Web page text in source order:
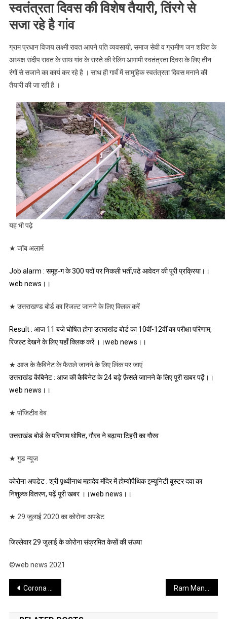
स्वतंत्रता दिवस की विशेष तैयारी, तिंरगे से
सजा रहे है गांव
ग्राम प्रधान विजय लक्ष्मी रावत आपने पति व्यवसायी, समाज सेवी व ग्रामीण जन शक्ति के
अध्यक्ष संदीप रावत के साथ गांव के रास्ते की रेलिंग आगामी स्वतंत्रता दिवस के लिए तीन
रंगों से सजाने का कार्य कर रहे है । साथ ही गावँ में सामुहिक स्वतंत्रता दिवस मनाने की
तैयारी की जा रही है ।
यह भी पढ़े
★ जॉब अलार्म
Job alarm : समूह-ग के 300 पदों पर निकली भर्ती,पढे आवेदन की पूरी प्रक्रिया।।
web news।।
★ उत्तराखण्ड बोर्ड का रिजल्ट जानने के लिए क्लिक करें
Result : आज 11 बजे घोषित होगा उत्तराखंड बोर्ड का 10वीं-12वीं का परीक्षा परिणाम,
रिजल्ट देखने के लिए यहाँ क्लिक करें ।।web news।।
★ आज के कैबिनेट के फैसले जानने के लिए लिंक पर जाएं
उत्तराखंड कैबिनेट : आज की कैबिनेट के 24 बड़े फ़ैसले जाानने के लिए पूरी खबर पढ़ें।।
web news।।
★ पॉजिटीव वेब
उत्तराखंड बोर्ड के परिणाम घोषित, गौरव ने बढ़ाया टिहरी का गौरव
★ गुड न्यूज
कोरोना अपडेट : श्री पृथ्वीनाथ महादेव मंदिर में होम्योपैथिक इम्यूनिटी बूस्टर दवा का
निशुल्क वितरण, पढ़ें पूरी खबर ।।web news।।
★ 29 जुलाई 2020 का कोरोना अपडेट
जिल्लेवार 29 जुलाई के कोरोना संक्रमित केसों की संख्या
©web news 2021
Post
navigation
Corona update : उत्तराखंड में कोरोना वायरस के अब तक आये 6866 मामले, कोरोना अपडेट व अन्य खबरें ।।web news।।